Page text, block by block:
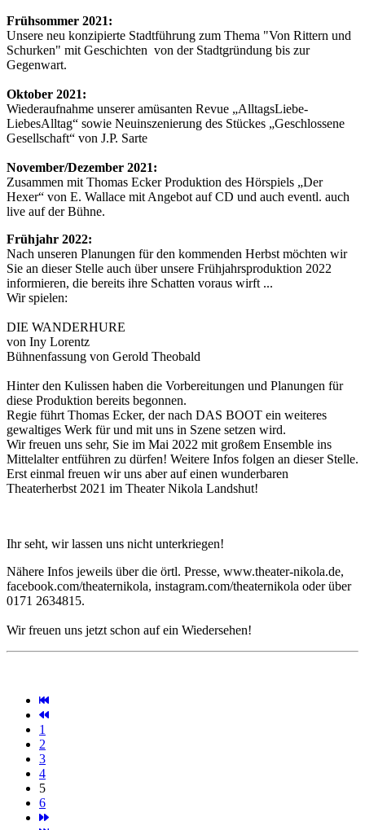
Frühsommer 2021:
Unsere neu konzipierte Stadtführung zum Thema "Von Rittern und
Schurken" mit Geschichten von der Stadtgründung bis zur
Gegenwart.
Oktober 2021:
Wiederaufnahme unserer amüsanten Revue „AlltagsLiebe-
LiebesAlltag“ sowie Neuinszenierung des Stückes „Geschlossene
Gesellschaft“ von J.P. Sarte
November/Dezember 2021:
Zusammen mit Thomas Ecker Produktion des Hörspiels „Der
Hexer“ von E. Wallace mit Angebot auf CD und auch eventl. auch
live auf der Bühne.
Frühjahr 2022:
Nach unseren Planungen für den kommenden Herbst möchten wir
Sie an dieser Stelle auch über unsere Frühjahrsproduktion 2022
informieren, die bereits ihre Schatten voraus wirft ...
Wir spielen:
DIE WANDERHURE
von Iny Lorentz
Bühnenfassung von Gerold Theobald
Hinter den Kulissen haben die Vorbereitungen und Planungen für
diese Produktion bereits begonnen.
Regie führt Thomas Ecker, der nach DAS BOOT ein weiteres
gewaltiges Werk für und mit uns in Szene setzen wird.
Wir freuen uns sehr, Sie im Mai 2022 mit großem Ensemble ins
Mittelalter entführen zu dürfen! Weitere Infos folgen an dieser Stelle.
Erst einmal freuen wir uns aber auf einen wunderbaren
Theaterherbst 2021 im Theater Nikola Landshut!
Ihr seht, wir lassen uns nicht unterkriegen!
Nähere Infos jeweils über die örtl. Presse, www.theater-nikola.de,
facebook.com/theaternikola, instagram.com/theaternikola oder über
0171 2634815.
Wir freuen uns jetzt schon auf ein Wiedersehen!
1
2
3
4
5
6